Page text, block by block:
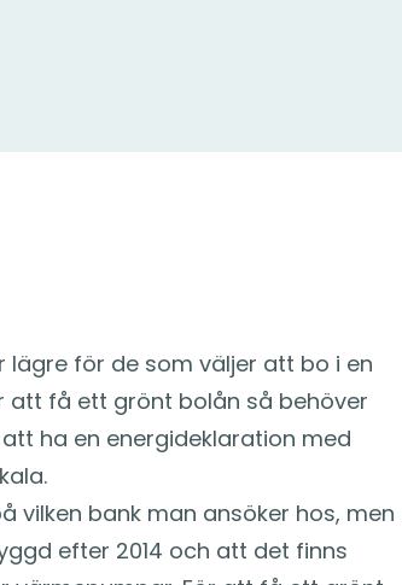
för de som väljer att bo i en
att få ett grönt bolån så behöver
ha en energideklaration med
vilken bank man ansöker hos, men
efter 2014 och att det finns